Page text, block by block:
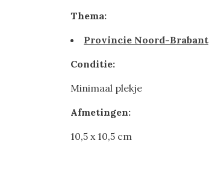
Thema:
Provincie Noord-Brabant
Conditie:
Minimaal plekje
Afmetingen:
10,5 x 10,5 cm